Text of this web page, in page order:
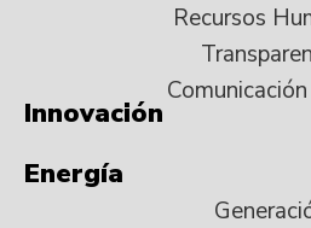
Recursos
Innovación
Energía